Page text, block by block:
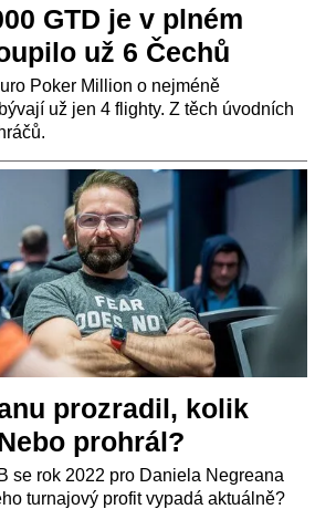
GTD je v plném
už 6 Čechů
Poker Million o nejméně
už jen 4 flighty. Z těch úvodních
prozradil, kolik
prohrál?
se rok 2022 pro Daniela Negreana
turnajový profit vypadá aktuálně?